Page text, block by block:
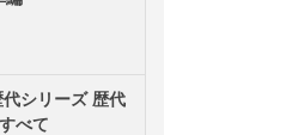
シリーズ 歴代
べて